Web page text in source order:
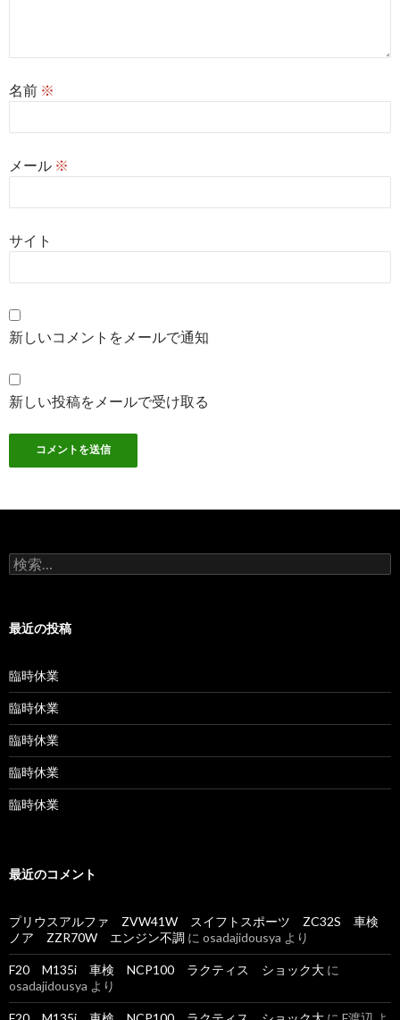
名前 ※
メール ※
サイト
新しいコメントをメールで通知
新しい投稿をメールで受け取る
検
索:
最近の投稿
臨時休業
臨時休業
臨時休業
臨時休業
臨時休業
最近のコメント
プリウスアルファ ZVW41W スイフトスポーツ ZC32S 車検
ノア ZZR70W エンジン不調 に osadajidousya より
F20 M135i 車検 NCP100 ラクティス ショック大 に
osadajidousya より